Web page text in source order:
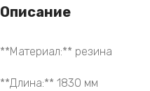
Описание
**Материал:** резина
**Длина:** 1830 мм